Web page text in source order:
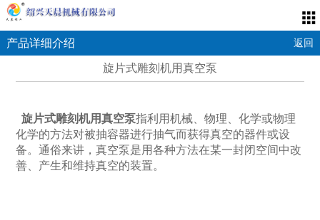
产品详细介绍 返回
旋片式雕刻机用真空泵
旋片式雕刻机用真空泵指利用机械、物理、化学或物理
化学的方法对被抽容器进行抽气而获得真空的器件或设
备。通俗来讲，真空泵是用各种方法在某一封闭空间中改
善、产生和维持真空的装置。